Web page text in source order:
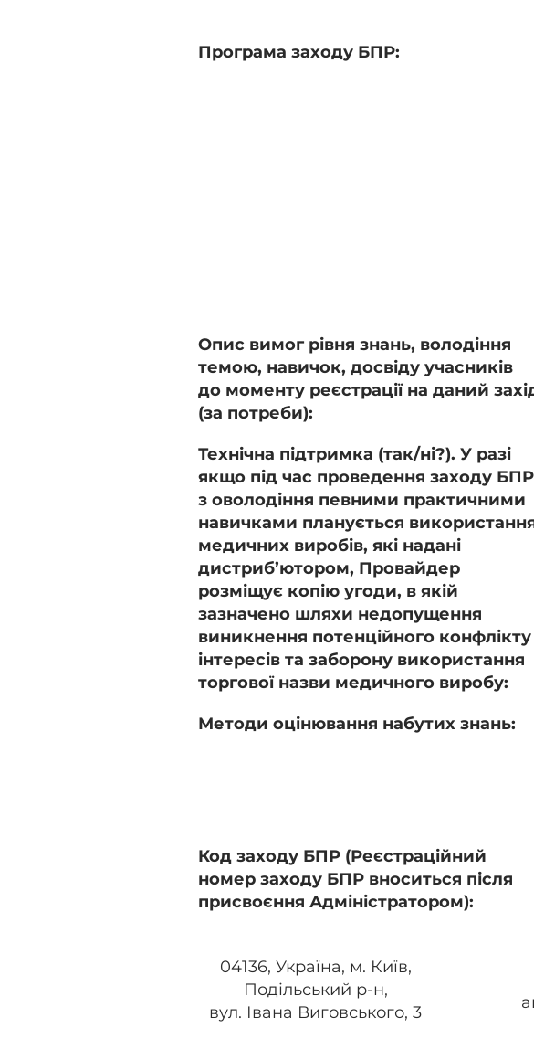
Програма заходу БПР:
Опис вимог рівня знань, володіння
темою, навичок, досвіду учасників
до моменту реєстрації на даний
(за потреби):
Технічна підтримка (так/ні?). У разі
якщо під час проведення заходу БПР
з оволодіння певними практичними
навичками планується
медичних виробів, які надані
дистриб’ютором, Провайдер
розміщує копію угоди, в якій
зазначено шляхи недопущення
виникнення потенційного конфлікту
інтересів та заборону використання
торгової назви медичного виробу:
Методи оцінювання набутих знань:
Код заходу БПР (Реєстраційний
номер заходу БПР вноситься після
присвоєння Адміністратором):
04136, Україна, м. Київ,
Подільський р-н,
вул. Івана Виговського, 3